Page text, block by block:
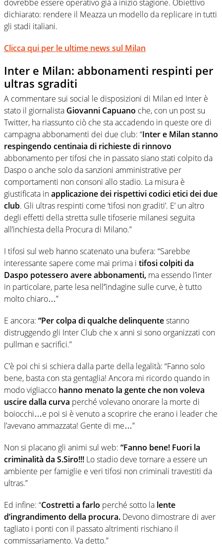
dovrebbe essere operativo già a inizio stagione. Obiettivo
dichiarato: rendere il Meazza un modello da replicare in tutti
gli stadi italiani.
Clicca qui per le ultime news sul Milan
Inter e Milan: abbonamenti respinti per
ultras sgraditi
A commentare sui social le disposizioni di Milan ed Inter è
stato il giornalista Giovanni Capuano che, con un post su
Twitter, ha riassunto ciò che sta accadendo in queste ore di
campagna abbonamenti dei due club: “Inter e Milan stanno
respingendo centinaia di richieste di rinnovo
abbonamento per tifosi che in passato siano stati colpito da
Daspo o anche solo da sanzioni amministrative per
comportamenti non consoni allo stadio. La misura è
giustificata inapplicazione dei rispettivi codici etici dei due
club. Gli ultras respinti come ‘tifosi non graditi’. E’ un altro
degli effetti della stretta sulle tifoserie milanesi seguita
all’inchiesta della Procura di Milano.”
I tifosi sul web hanno scatenato una bufera: “Sarebbe
interessante sapere come mai prima i tifosi colpiti da
Daspo potessero avere abbonamenti, ma essendo l’inter
in particolare, parte lesa nell’’indagine sulle curve, è tutto
molto chiaro…”
E ancora: “Per colpa di qualche delinquentestanno
distruggendo gli Inter Club che x anni si sono organizzati con
pullman e sacrifici.”
C’è poi chi si schiera dalla parte della legalità: “Fanno solo
bene, basta con sta gentaglia! Ancora mi ricordo quando in
modo vigliacco hanno menato la gente che non voleva
uscire dalla curva perché volevano onorare la morte di
boiocchi…e poi si è venuto a scoprire che erano i leader che
l’avevano ammazzata! Gente di me…”
Non si placano gli animi sul web: “Fanno bene! Fuori la
criminalità da S.Siro!!! Lo stadio deve tornare a essere un
ambiente per famiglie e veri tifosi non criminali travestiti da
ultras.”
Ed infine: “Costretti a farlo perché sotto la lente
d’ingrandimento della procura. Devono dimostrare di aver
tagliato i ponti con il passato altrimenti rischiano il
commissariamento. Va detto.”